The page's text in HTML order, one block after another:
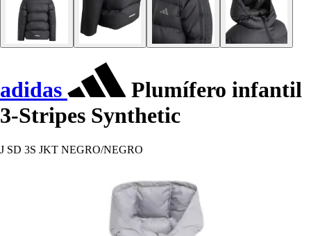
adidas
Plumífero infantil
3-Stripes Synthetic
J SD 3S JKT NEGRO/NEGRO